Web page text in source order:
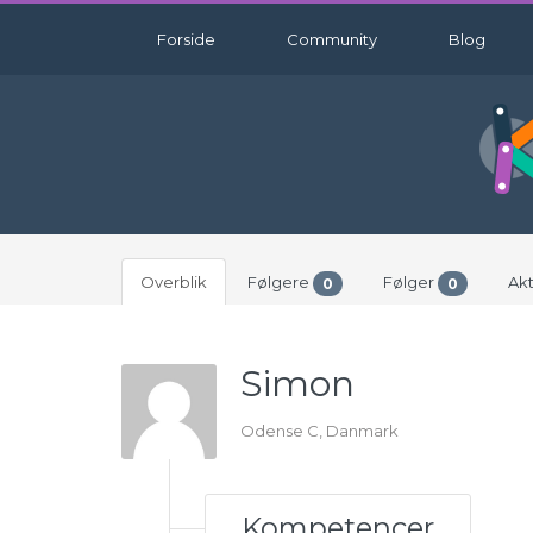
Forside Community Blog
Overblik Følgere 0 Følger 0
Simon
Odense C, Danmark